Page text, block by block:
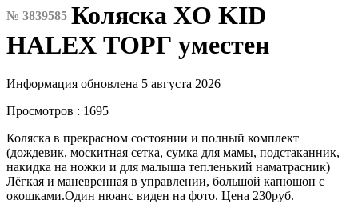
№ 3839585 Коляска XO KID
HALEX ТОРГ уместен
Информация обновлена 5 августа 2026
Просмотров : 1695
Коляска в прекрасном состоянии и полный комплект
(дождевик, москитная сетка, сумка для мамы, подстаканник,
накидка на ножки и для малыша тепленький наматрасник)
Лёгкая и маневренная в управлении, большой капюшон с
окошками.Один нюанс виден на фото. Цена 230руб.